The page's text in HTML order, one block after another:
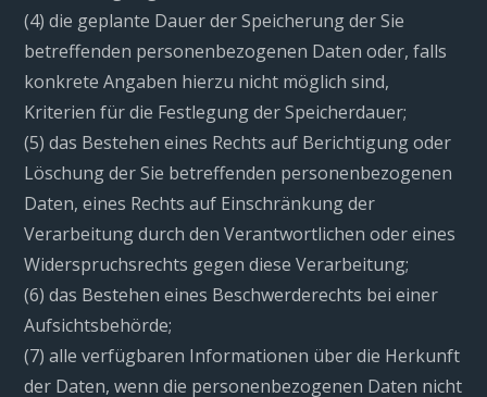
(4) die geplante Dauer der Speicherung der Sie
betreffenden personenbezogenen Daten oder, falls
konkrete Angaben hierzu nicht möglich sind,
Kriterien für die Festlegung der Speicherdauer;
(5) das Bestehen eines Rechts auf Berichtigung oder
Löschung der Sie betreffenden personenbezogenen
Daten, eines Rechts auf Einschränkung der
Verarbeitung durch den Verantwortlichen oder eines
Widerspruchsrechts gegen diese Verarbeitung;
(6) das Bestehen eines Beschwerderechts bei einer
Aufsichtsbehörde;
(7) alle verfügbaren Informationen über die Herkunft
der Daten, wenn die personenbezogenen Daten nicht